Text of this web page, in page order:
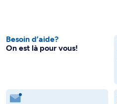
Besoin d’aide?
On est là pour vous!